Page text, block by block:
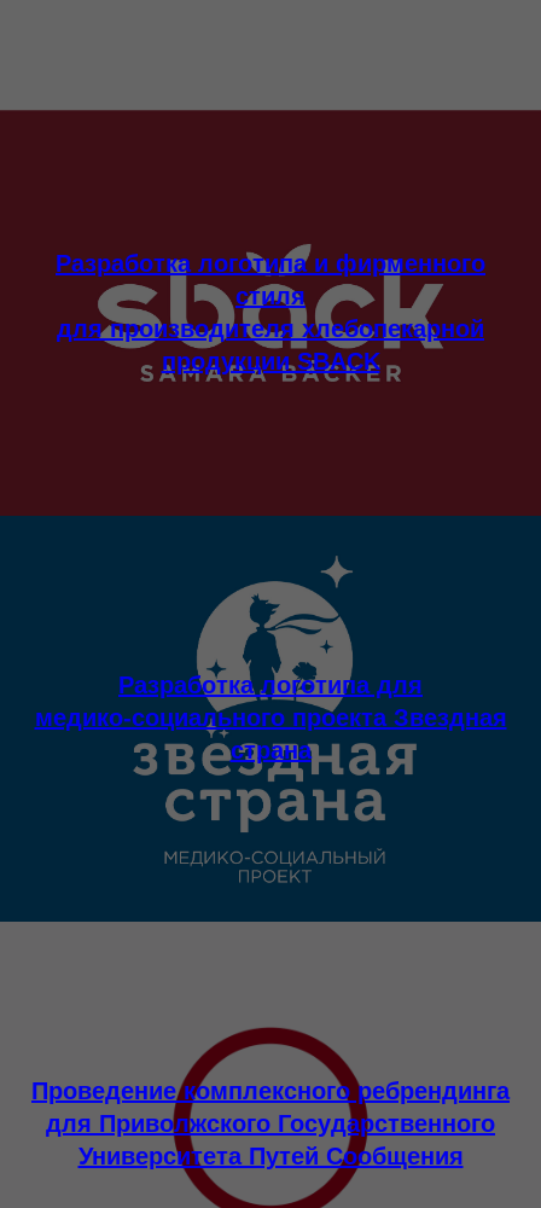
Разработка логотипа и фирменного
стиля
для производителя хлебопекарной
продукции SBACK
Разработка логотипа для
медико-социального проекта Звездная
страна
Проведение комплексного ребрендинга
для Приволжского Государственного
Университета Путей Сообщения